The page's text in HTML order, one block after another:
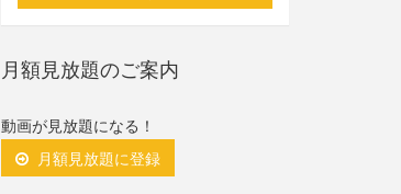
月額見放題のご案内
動画が見放題になる！
月額見放題に登録